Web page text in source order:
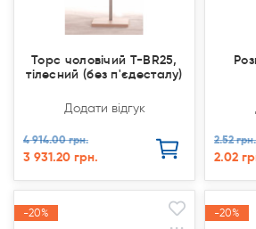
Торс чоловічий T-BR25,
тілесний (без п'єдесталу)
Додати відгук
4 914.00 грн.
3 931.20 грн.
2.52 грн.
2.02
-20%
-20% -20%
-20%